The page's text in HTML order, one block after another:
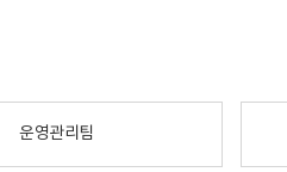
운영관리팀